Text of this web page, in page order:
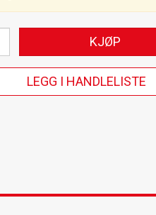
KJØP
LEGG I HANDLELISTE